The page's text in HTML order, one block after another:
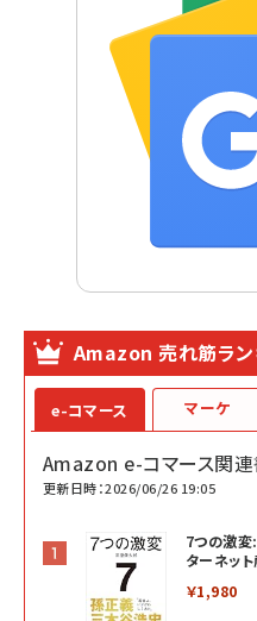
Amazon 売れ筋ラン
e-コマース
Amazon e-コマース関
更新日時：2026/06/26 19:05
7つの激変
ターネッ
￥1,980
マーケ